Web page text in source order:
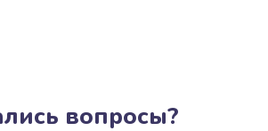
вопросы?